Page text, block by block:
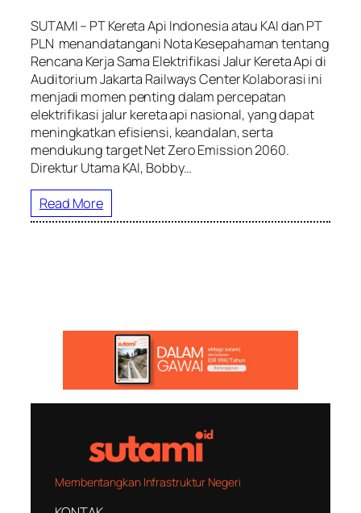
SUTAMI – PT Kereta Api Indonesia atau KAI dan PT
PLN menandatangani Nota Kesepahaman tentang
Rencana Kerja Sama Elektrifikasi Jalur Kereta Api di
Auditorium Jakarta Railways Center Kolaborasi ini
menjadi momen penting dalam percepatan
elektrifikasi jalur kereta api nasional, yang dapat
meningkatkan efisiensi, keandalan, serta
mendukung target Net Zero Emission 2060.
Direktur Utama KAI, Bobby…
Read More
Membentangkan Infrastruktur Negeri